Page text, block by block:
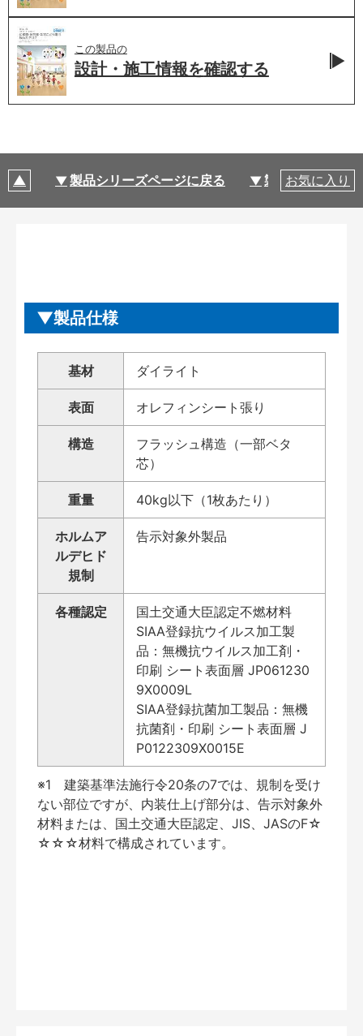
この製品の
設計・施工情報を確認する
製品シリーズページに戻る 製品仕様
お気に入り
製品仕様
基材 ダイライト
表面 オレフィンシート張り
構造
フラッシュ構造（一部ベタ
芯）
重量 40kg以下（1枚あたり）
ホルムア
ルデヒド
規制
告示対象外製品
各種認定
国土交通大臣認定不燃材料
SIAA登録抗ウイルス加工製
品：無機抗ウイルス加工剤・
印刷 シート表面層 JP061230
9X0009L
SIAA登録抗菌加工製品：無機
抗菌剤・印刷 シート表面層 J
P0122309X0015E
※1 建築基準法施行令20条の7では、規制を受け
ない部位ですが、内装仕上げ部分は、告示対象外
材料または、国土交通大臣認定、JIS、JASのF☆
☆☆☆材料で構成されています。